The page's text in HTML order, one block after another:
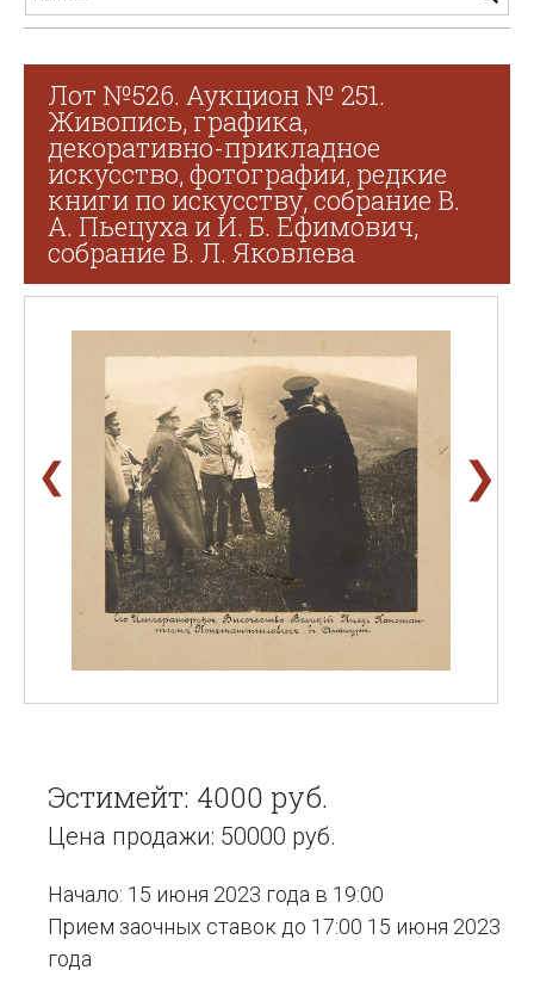
Лот №526. Аукцион № 251.
Живопись, графика,
декоративно-прикладное
искусство, фотографии, редкие
книги по искусству, собрание В.
А. Пьецуха и И. Б. Ефимович,
собрание В. Л. Яковлева
❮ ❯
Эстимейт: 4000 руб.
Цена продажи: 50000 руб.
Начало: 15 июня 2023 года в 19:00
Прием заочных ставок до 17:00 15 июня 2023
года